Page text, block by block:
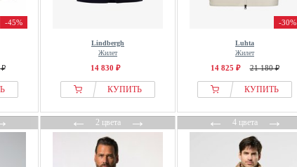
-45%
Lindbergh
Жилет
14 830 ₽
КУПИТЬ
-30%
Luhta
Жилет
14 825 ₽ 21 180 ₽
КУПИТЬ
←2 цвета→ ←4 цвета→